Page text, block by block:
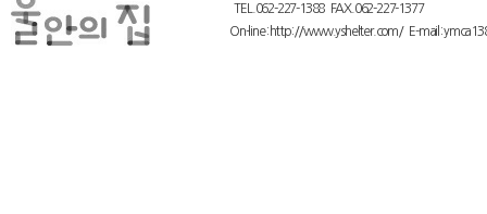
TEL.062-227-1388 FAX.062-227-1377
On-line : http://www.yshelter.com/ E-mail :